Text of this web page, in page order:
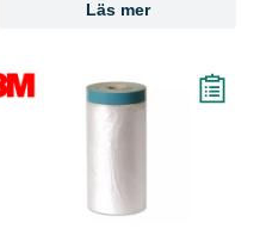
Läs mer